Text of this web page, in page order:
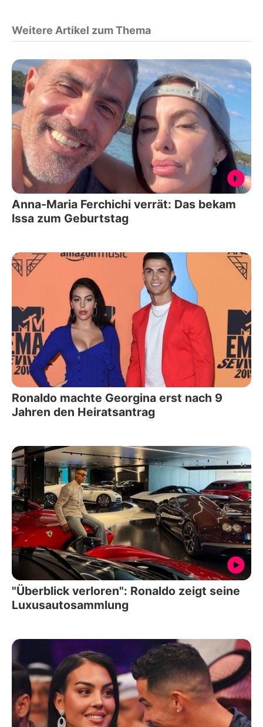
Weitere Artikel zum Thema
Anna-Maria Ferchichi verrät: Das bekam
Issa zum Geburtstag
Ronaldo machte Georgina erst nach 9
Jahren den Heiratsantrag
"Überblick verloren": Ronaldo zeigt seine
Luxusautosammlung